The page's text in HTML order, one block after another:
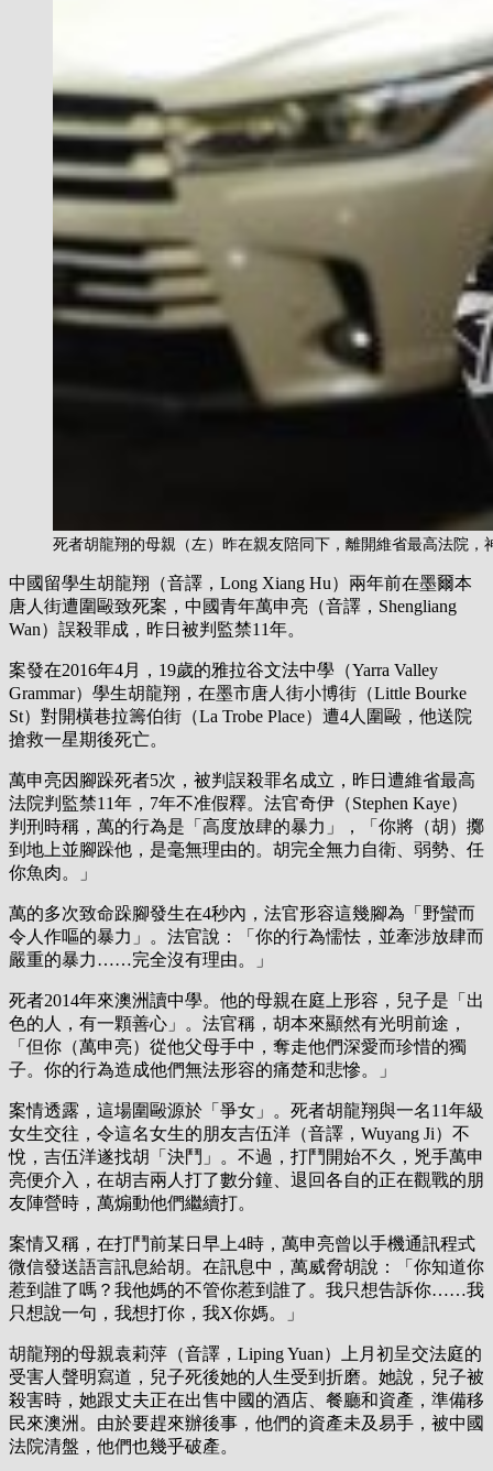
死者胡龍翔的母親（左）昨在親友陪同下，離開維省最高法院，
中國留學生胡龍翔（音譯，Long Xiang Hu）兩年前在墨爾本
唐人街遭圍毆致死案，中國青年萬申亮（音譯，Shengliang
Wan）誤殺罪成，昨日被判監禁11年。
案發在2016年4月，19歲的雅拉谷文法中學（Yarra Valley
Grammar）學生胡龍翔，在墨市唐人街小博街（Little Bourke
St）對開橫巷拉籌伯街（La Trobe Place）遭4人圍毆，他送院
搶救一星期後死亡。
萬申亮因腳跺死者5次，被判誤殺罪名成立，昨日遭維省最高
法院判監禁11年，7年不准假釋。法官奇伊（Stephen Kaye）
判刑時稱，萬的行為是「高度放肆的暴力」，「你將（胡）擲
到地上並腳跺他，是毫無理由的。胡完全無力自衛、弱勢、任
你魚肉。」
萬的多次致命跺腳發生在4秒內，法官形容這幾腳為「野蠻而
令人作嘔的暴力」。法官說：「你的行為懦怯，並牽涉放肆而
嚴重的暴力……完全沒有理由。」
死者2014年來澳洲讀中學。他的母親在庭上形容，兒子是「出
色的人，有一顆善心」。法官稱，胡本來顯然有光明前途，
「但你（萬申亮）從他父母手中，奪走他們深愛而珍惜的獨
子。你的行為造成他們無法形容的痛楚和悲慘。」
案情透露，這場圍毆源於「爭女」。死者胡龍翔與一名11年級
女生交往，令這名女生的朋友吉伍洋（音譯，Wuyang Ji）不
悅，吉伍洋遂找胡「決鬥」。不過，打鬥開始不久，兇手萬申
亮便介入，在胡吉兩人打了數分鐘、退回各自的正在觀戰的朋
友陣營時，萬煽動他們繼續打。
案情又稱，在打鬥前某日早上4時，萬申亮曾以手機通訊程式
微信發送語言訊息給胡。在訊息中，萬威脅胡說：「你知道你
惹到誰了嗎？我他媽的不管你惹到誰了。我只想告訴你……我
只想說一句，我想打你，我X你媽。」
胡龍翔的母親袁莉萍（音譯，Liping Yuan）上月初呈交法庭的
受害人聲明寫道，兒子死後她的人生受到折磨。她說，兒子被
殺害時，她跟丈夫正在出售中國的酒店、餐廳和資產，準備移
民來澳洲。由於要趕來辦後事，他們的資產未及易手，被中國
法院清盤，他們也幾乎破產。